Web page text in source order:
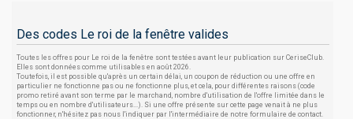
Des codes Le roi de la fenêtre valides
Toutes les offres pour Le roi de la fenêtre sont testées avant leur publication sur CeriseClub.
Elles sont données comme utilisables en août 2026.
Toutefois, il est possible qu'après un certain délai, un coupon de réduction ou une offre en
particulier ne fonctionne pas ou ne fonctionne plus, et cela, pour différentes raisons (code
promo retiré avant son terme par le marchand, nombre d'utilisation de l'offre limitée dans le
temps ou en nombre d'utilisateurs...). Si une offre présente sur cette page venait à ne plus
fonctionner, n'hésitez pas nous l'indiquer par l'intermédiaire de notre formulaire de contact.